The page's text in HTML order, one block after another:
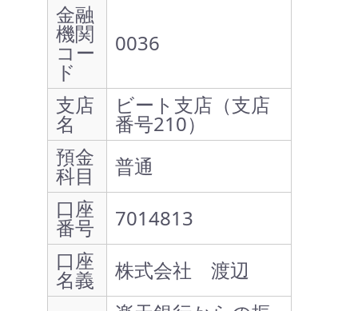
金融
機関
コー
ド
0036
支店
名
ビート支店（支店
番号210）
預金
科目
普通
口座
番号
7014813
口座
名義
株式会社 渡辺